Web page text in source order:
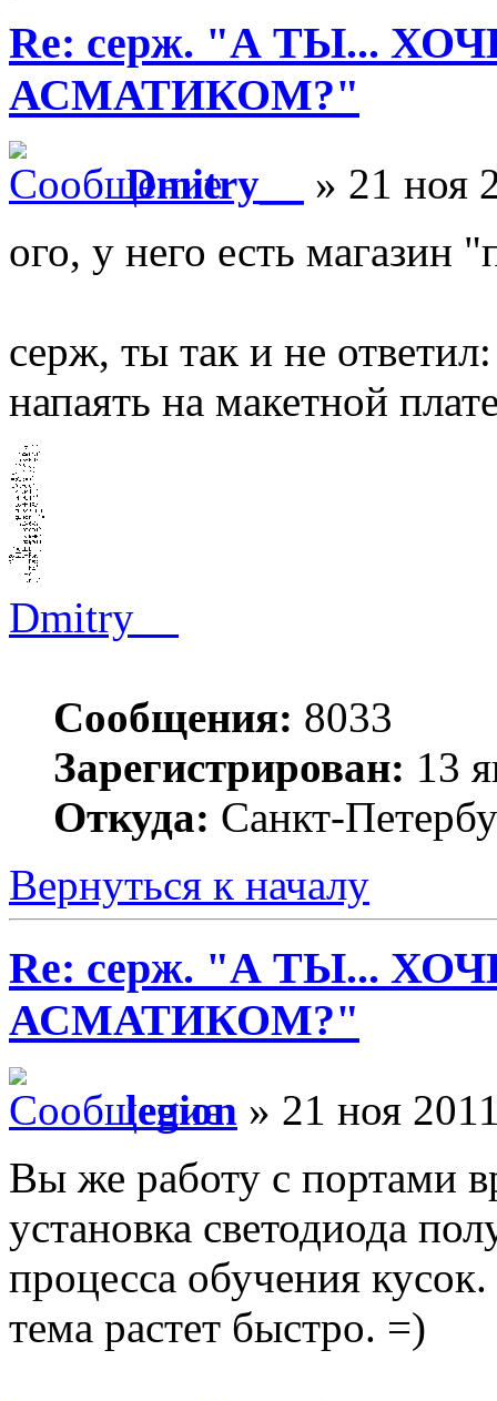
Re: серж. "А ТЫ...
АСМАТИКОМ?"
Dmitry__
» 21 ноя
ого, у него есть магазин
серж, ты так и не
напаять на макетной
Dmitry__
Сообщения: 8033
Зарегистрирован: 13
Откуда: Санкт-
Вернуться к началу
Re: серж. "А ТЫ...
АСМАТИКОМ?"
legion » 21 ноя
Вы же работу с портами
установка светодиода
процесса обучения
тема растет быстро. =)